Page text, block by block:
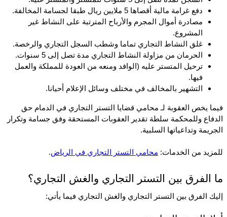
دفع غرامة مالية أقصاها 5 ملايين ريال طبقا لجسامة المخالفة.
المشروع.
غلق النشاط التجاري تماما وشطب السجل التجاري والرخصة.
الحرمان من مزاولة النشاط التجاري مدة تصل إلى 5 سنوات.
فيها.
التشهير بالمخالف في مختلف وسائل الإعلام أحيانا.
الجريمة وتداعياتها السلبية.
للمزيد من الخدمات: محامي التستر التجاري في الرياض.
ما الفرق بين التستر التجاري والغش التجاري؟
إليك الفرق بين التستر التجاري والغش التجاري فيما يأتي: